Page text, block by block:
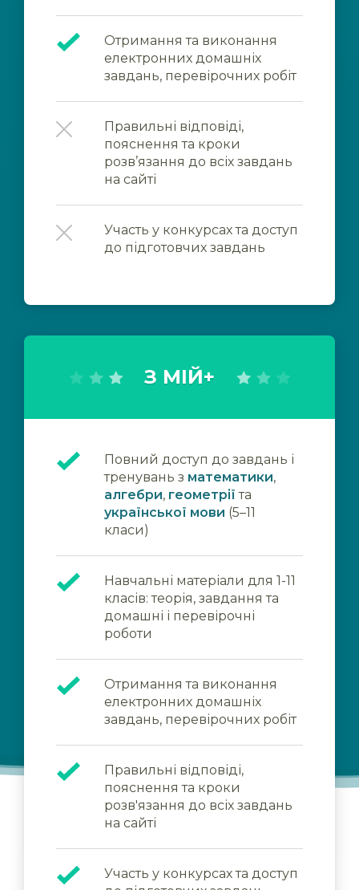
Отримання та виконання
електронних домашніх
завдань, перевірочних робіт
Правильні відповіді,
пояснення та кроки
розв’язання до всіх завдань
на сайті
Участь у конкурсах та доступ
до підготовчих завдань
З МІЙ+
Повний доступ до завдань і
тренувань з математики,
алгебри, геометрії та
української мови (5–11
класи)
Навчальні матеріали для 1-11
класів: теорія, завдання та
домашні і перевірочні
роботи
Отримання та виконання
електронних домашніх
завдань, перевірочних робіт
Правильні відповіді,
пояснення та кроки
розв'язання до всіх завдань
на сайті
Участь у конкурсах та доступ